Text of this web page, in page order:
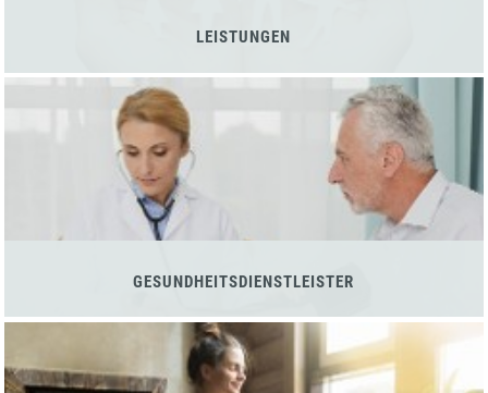
LEISTUNGEN
GESUNDHEITSDIENSTLEISTER